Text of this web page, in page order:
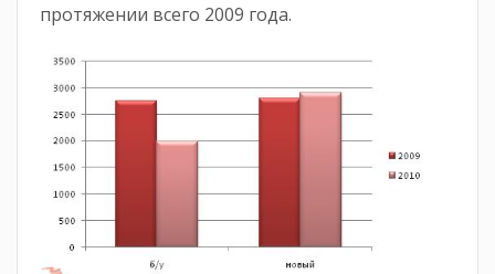
протяжении всего 2009 года.